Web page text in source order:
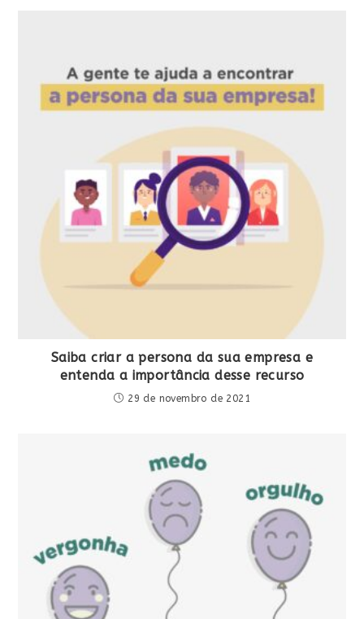
Saiba criar a persona da sua empresa e
entenda a importância desse recurso
29 de novembro de 2021